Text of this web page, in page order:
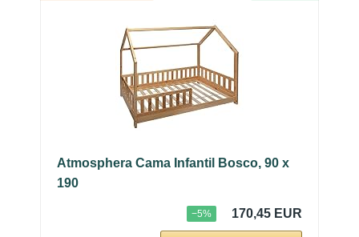
Atmosphera Cama Infantil Bosco, 90 x
190
−5% 170,45 EUR